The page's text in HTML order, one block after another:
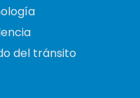
del tránsito